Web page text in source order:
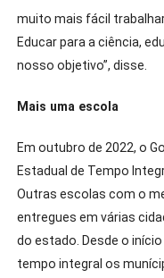
muito mais fácil
Educar para a ciência,
nosso objetivo”, disse.
Mais uma escola
Em outubro de 2022, o
Estadual de Tempo
Outras escolas com o
entregues em várias
do estado. Desde o
tempo integral os